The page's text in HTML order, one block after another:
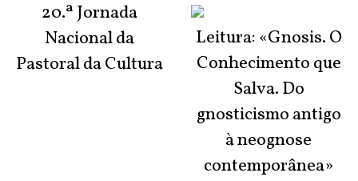
20.ª Jornada
Nacional da
Pastoral da Cultura
Leitura: «Gnosis. O
Conhecimento que
Salva. Do
gnosticismo antigo
à neognose
contemporânea»